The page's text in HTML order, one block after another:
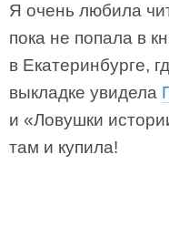
Я очень любила
пока не попала в
в Екатеринбурге,
выкладке увидела
и «Ловушки
там и купила!